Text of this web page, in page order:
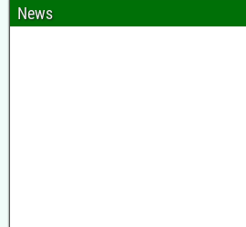
News